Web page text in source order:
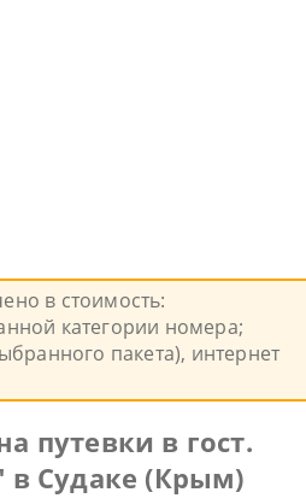
в стоимость:
категории номера;
пакета), интернет
путевки в гост.
в Судаке (Крым)